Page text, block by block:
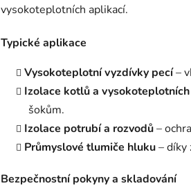
vysokoteplotních aplikací.
Typické aplikace
Vysokoteplotní vyzdívky pecí–
Izolace kotlů a
šokům.
Izolace potrubí a rozvodů–
Průmyslové tlumiče hluku– díky
Bezpečnostní pokyny a skladování